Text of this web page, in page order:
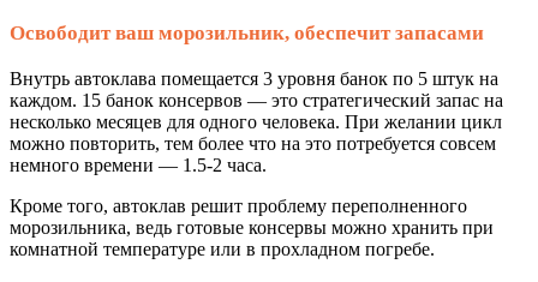
Освободит ваш морозильник, обеспечит запасами
Внутрь автоклава помещается 3 уровня банок по 5 штук на
каждом. 15 банок консервов — это стратегический запас на
несколько месяцев для одного человека. При желании цикл
можно повторить, тем более что на это потребуется совсем
немного времени — 1.5-2 часа.
Кроме того, автоклав решит проблему переполненного
морозильника, ведь готовые консервы можно хранить при
комнатной температуре или в прохладном погребе.